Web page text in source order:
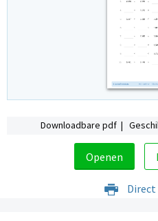
Downloadbare pdf |
Openen